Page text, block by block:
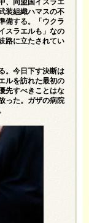
、同盟国イスラエ
装組織ハマスの不
備する。「ウクラ
スラエルも」なの
路に立たされてい
。今日下す決断は
ルを訪れた最初の
先すべきことはな
った。ガザの病院